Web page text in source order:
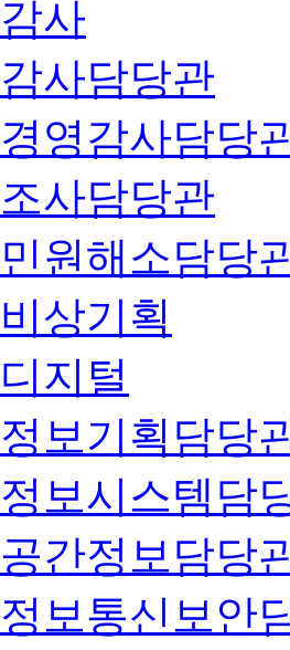
감사
감사담당관
경영감사담당
조사담당관
민원해소담당
비상기획
디지털
정보기획담당
정보시스템담
공간정보담당
정보통신보안